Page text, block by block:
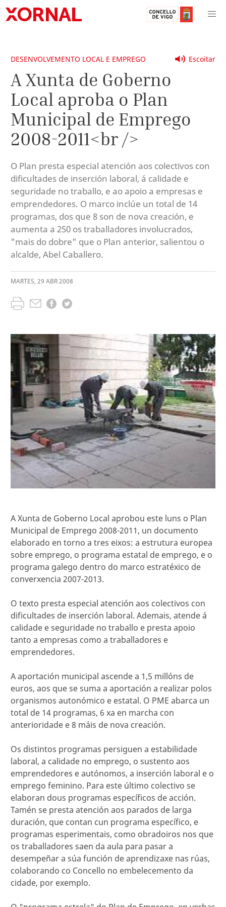
Escoitar
DESENVOLVEMENTO LOCAL E EMPREGO
A Xunta de Goberno
Local aproba o Plan
Municipal de Emprego
2008-2011<br />
O Plan presta especial atención aos colectivos con
dificultades de inserción laboral, á calidade e
seguridade no traballo, e ao apoio a empresas e
emprendedores. O marco inclúe un total de 14
programas, dos que 8 son de nova creación, e
aumenta a 250 os traballadores involucrados,
"mais do dobre" que o Plan anterior, salientou o
alcalde, Abel Caballero.
MARTES, 29 ABR2008
A Xunta de Goberno Local aprobou este luns o Plan
Municipal de Emprego 2008-2011, un documento
elaborado en torno a tres eixos: a estrutura europea
sobre emprego, o programa estatal de emprego, e o
programa galego dentro do marco estratéxico de
converxencia 2007-2013.
O texto presta especial atención aos colectivos con
dificultades de inserción laboral. Ademais, atende á
calidade e seguridade no traballo e presta apoio
tanto a empresas como a traballadores e
emprendedores.
A aportación municipal ascende a 1,5 millóns de
euros, aos que se suma a aportación a realizar polos
organismos autonómico e estatal. O PME abarca un
total de 14 programas, 6 xa en marcha con
anterioridade e 8 máis de nova creación.
Os distintos programas persiguen a estabilidade
laboral, a calidade no emprego, o sustento aos
emprendedores e autónomos, a inserción laboral e o
emprego feminino. Para este último colectivo se
elaboran dous programas específicos de acción.
Tamén se presta atención aos parados de larga
duración, que contan cun programa específico, e
programas esperimentais, como obradoiros nos que
os traballadores saen da aula para pasar a
desempeñar a súa función de aprendizaxe nas rúas,
colaborando co Concello no embelecemento da
cidade, por exemplo.